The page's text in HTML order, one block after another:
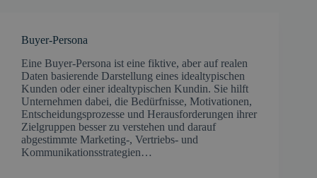
Buyer-Persona
Eine Buyer-Persona ist eine fiktive, aber auf realen
Daten basierende Darstellung eines idealtypischen
Kunden oder einer idealtypischen Kundin. Sie hilft
Unternehmen dabei, die Bedürfnisse, Motivationen,
Entscheidungsprozesse und Herausforderungen ihrer
Zielgruppen besser zu verstehen und darauf
abgestimmte Marketing-, Vertriebs- und
Kommunikationsstrategien…